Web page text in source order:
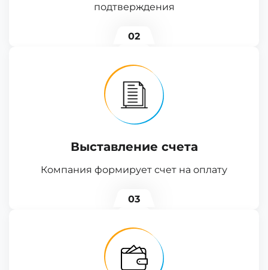
подтверждения
02
Выставление счета
Компания формирует счет на оплату
03